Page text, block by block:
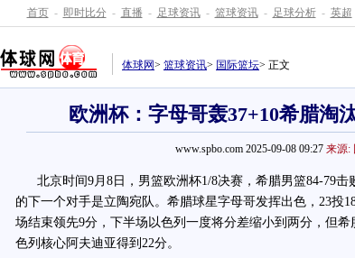
首页 - 即时比分 - 直播 - 足球资讯 - 篮球资讯 - 足球分析 - 英超
体球网> 篮球资讯> 国际篮坛> 正文
欧洲杯：字母哥轰37+10希腊淘
www.spbo.com 2025-09-08 09:27 来源:
北京时间9月8日，男篮欧洲杯1/8决赛，希腊男篮84-79击
的下一个对手是立陶宛队。希腊球星字母哥发挥出色，23投
场结束领先9分，下半场以色列一度将分差缩小到两分，但
色列核心阿夫迪亚得到22分。